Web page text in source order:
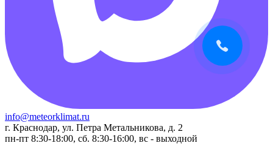
info@meteorklimat.ru
г. Краснодар, ул. Петра Метальникова, д. 2
пн-пт 8:30-18:00, сб. 8:30-16:00, вс - выходной